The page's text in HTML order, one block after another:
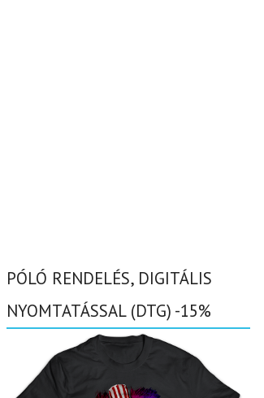
PÓLÓ RENDELÉS, DIGITÁLIS
NYOMTATÁSSAL (DTG) -15%